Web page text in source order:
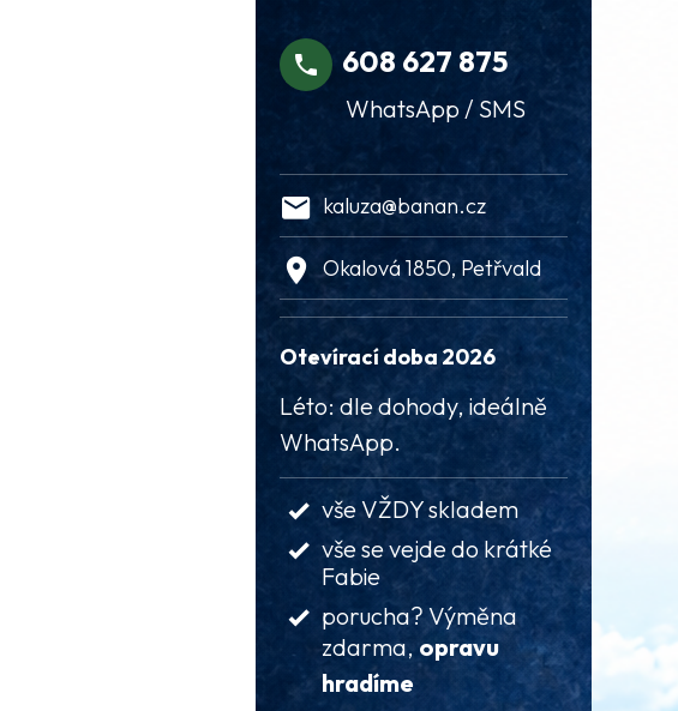
608 627 875
WhatsApp / SMS
kaluza@banan.cz
Okalová 1850, Petřvald
Otevírací doba 2026
Léto: dle dohody, ideálně
WhatsApp.
vše VŽDY skladem
vše se vejde do krátké
Fabie
porucha? Výměna
zdarma, opravu
hradíme